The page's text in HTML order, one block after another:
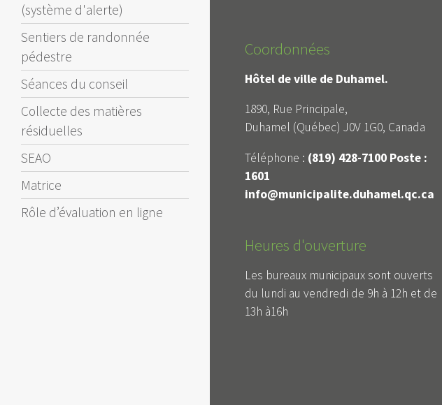
(système d'alerte)
Sentiers de randonnée
pédestre
Séances du conseil
Collecte des matières
résiduelles
SEAO
Matrice
Rôle d’évaluation en ligne
Coordonnées
Hôtel de ville de Duhamel.
1890, Rue Principale,
Duhamel (Québec) J0V 1G0, Canada
Téléphone : (819) 428-7100 Poste :
1601
info@municipalite.duhamel.qc.ca
Heures d'ouverture
Les bureaux municipaux sont ouverts
du lundi au vendredi de 9h à 12h et de
13h à16h